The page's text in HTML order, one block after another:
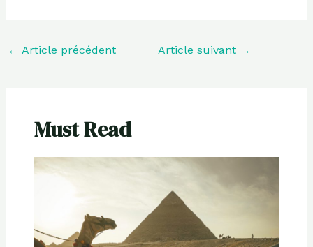
← Article précédent Article suivant →
Must Read